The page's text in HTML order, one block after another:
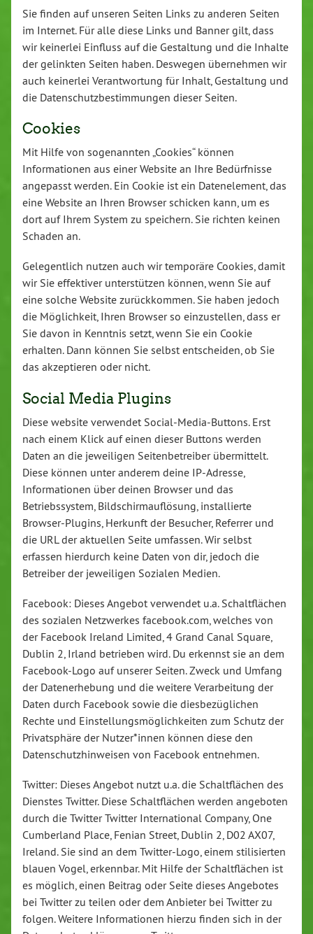
Sie finden auf unseren Seiten Links zu anderen Seiten
im Internet. Für alle diese Links und Banner gilt, dass
wir keinerlei Einfluss auf die Gestaltung und die Inhalte
der gelinkten Seiten haben. Deswegen übernehmen wir
auch keinerlei Verantwortung für Inhalt, Gestaltung und
die Datenschutzbestimmungen dieser Seiten.
Cookies
Mit Hilfe von sogenannten „Cookies“ können
Informationen aus einer Website an Ihre Bedürfnisse
angepasst werden. Ein Cookie ist ein Datenelement, das
eine Website an Ihren Browser schicken kann, um es
dort auf Ihrem System zu speichern. Sie richten keinen
Schaden an.
Gelegentlich nutzen auch wir temporäre Cookies, damit
wir Sie effektiver unterstützen können, wenn Sie auf
eine solche Website zurückkommen. Sie haben jedoch
die Möglichkeit, Ihren Browser so einzustellen, dass er
Sie davon in Kenntnis setzt, wenn Sie ein Cookie
erhalten. Dann können Sie selbst entscheiden, ob Sie
das akzeptieren oder nicht.
Social Media Plugins
Diese website verwendet Social-Media-Buttons. Erst
nach einem Klick auf einen dieser Buttons werden
Daten an die jeweiligen Seitenbetreiber übermittelt.
Diese können unter anderem deine IP-Adresse,
Informationen über deinen Browser und das
Betriebssystem, Bildschirmauflösung, installierte
Browser-Plugins, Herkunft der Besucher, Referrer und
die URL der aktuellen Seite umfassen. Wir selbst
erfassen hierdurch keine Daten von dir, jedoch die
Betreiber der jeweiligen Sozialen Medien.
Facebook: Dieses Angebot verwendet u.a. Schaltflächen
des sozialen Netzwerkes facebook.com, welches von
der Facebook Ireland Limited, 4 Grand Canal Square,
Dublin 2, Irland betrieben wird. Du erkennst sie an dem
Facebook-Logo auf unserer Seiten. Zweck und Umfang
der Datenerhebung und die weitere Verarbeitung der
Daten durch Facebook sowie die diesbezüglichen
Rechte und Einstellungsmöglichkeiten zum Schutz der
Privatsphäre der Nutzer*innen können diese den
Datenschutzhinweisen von Facebook entnehmen.
Twitter: Dieses Angebot nutzt u.a. die Schaltflächen des
Dienstes Twitter. Diese Schaltflächen werden angeboten
durch die Twitter Twitter International Company, One
Cumberland Place, Fenian Street, Dublin 2, D02 AX07,
Ireland. Sie sind an dem Twitter-Logo, einem stilisierten
blauen Vogel, erkennbar. Mit Hilfe der Schaltflächen ist
es möglich, einen Beitrag oder Seite dieses Angebotes
bei Twitter zu teilen oder dem Anbieter bei Twitter zu
folgen. Weitere Informationen hierzu finden sich in der